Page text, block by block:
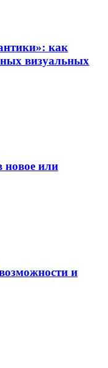
как
визуальных
новое или
и